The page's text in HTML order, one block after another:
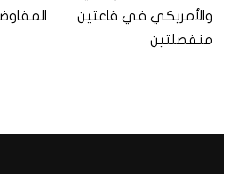
والأمريكي في قاعتين
منفصلتين